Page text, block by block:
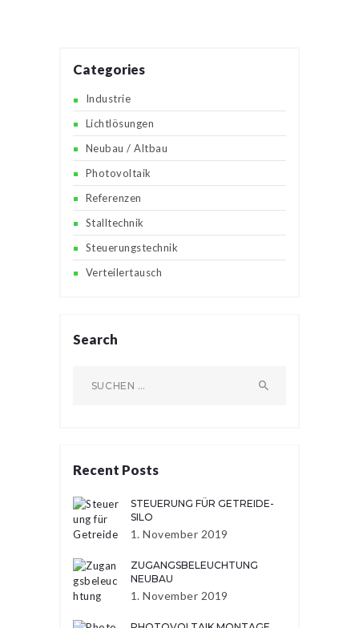
Categories
Industrie
Lichtlösungen
Neubau / Altbau
Photovoltaik
Referenzen
Stalltechnik
Steuerungstechnik
Verteilertausch
Search
nach:
Recent Posts
STEUERUNG FÜR GETREIDE-
SILO
1. November 2019
ZUGANGSBELEUCHTUNG
NEUBAU
1. November 2019